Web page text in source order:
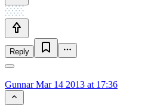
Reply
GunnarMar 14 2013 at 17:36